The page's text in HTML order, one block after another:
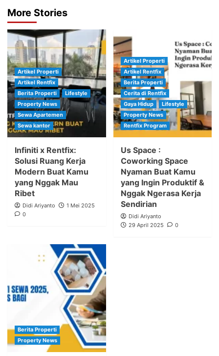
More Stories
Artikel Properti
Artikel Rentfix
Berita Properti
Lifestyle
Property News
Sewa Apartemen
Sewa kantor
Infiniti x Rentfix:
Solusi Ruang Kerja
Modern Buat Kamu
yang Nggak Mau
Ribet
Didi Ariyanto
1 Mei 2025
0
Artikel Properti
Artikel Rentfix
Berita Properti
Cerita di Rentfix
Gaya Hidup
Lifestyle
Property News
Rentfix Program
Us Space :
Coworking Space
Nyaman Buat Kamu
yang Ingin Produktif &
Nggak Ngerasa Kerja
Sendirian
Didi Ariyanto
29 April 2025
0
Berita Properti
Property News